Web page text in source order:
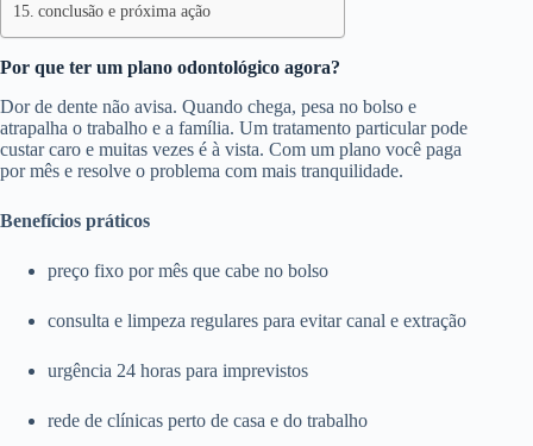
conclusão e próxima ação
Por que ter um plano odontológico agora?
Dor de dente não avisa. Quando chega, pesa no bolso e
atrapalha o trabalho e a família. Um tratamento particular pode
custar caro e muitas vezes é à vista. Com um plano você paga
por mês e resolve o problema com mais tranquilidade.
Benefícios práticos
preço fixo por mês que cabe no bolso
consulta e limpeza regulares para evitar canal e extração
urgência 24 horas para imprevistos
rede de clínicas perto de casa e do trabalho